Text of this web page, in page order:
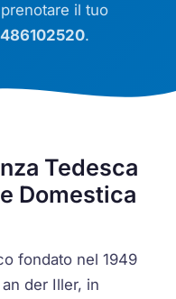
il tuo
.
Tedesca
Domestica
fondato nel 1949
der Iller, in